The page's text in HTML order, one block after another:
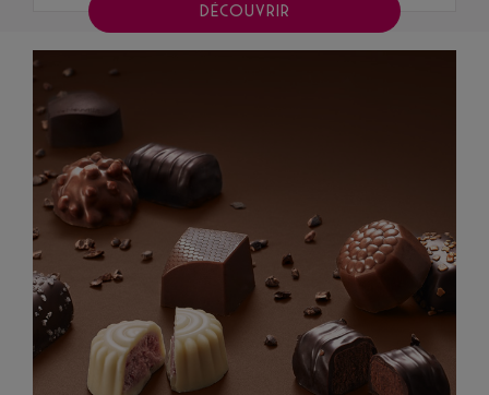
DÉCOUVRIR